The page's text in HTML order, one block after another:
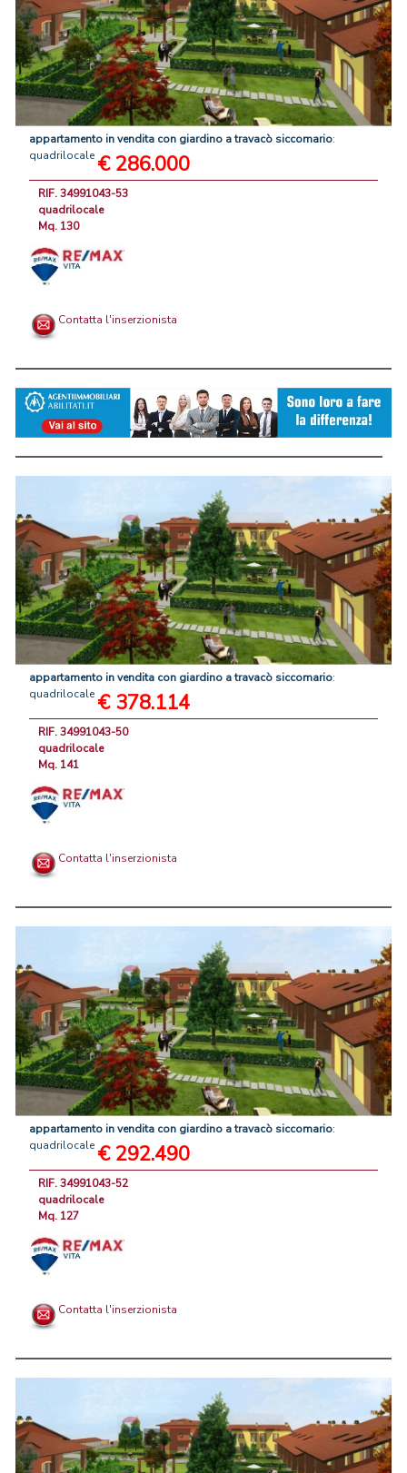
appartamento invendita con giardino atravacò siccomario:
quadrilocale € 286.000
RIF. 34991043-53
quadrilocale
Mq. 130
Contatta l'inserzionista
appartamento invendita con giardino atravacò siccomario:
quadrilocale € 378.114
RIF. 34991043-50
quadrilocale
Mq. 141
Contatta l'inserzionista
appartamento invendita con giardino atravacò siccomario:
quadrilocale € 292.490
RIF. 34991043-52
quadrilocale
Mq. 127
Contatta l'inserzionista